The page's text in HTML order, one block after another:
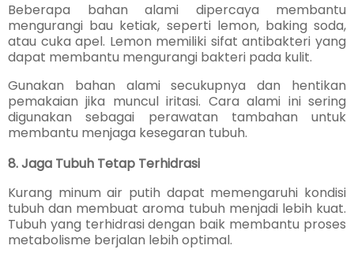
Beberapa bahan alami dipercaya membantu
mengurangi bau ketiak, seperti lemon, baking soda,
atau cuka apel. Lemon memiliki sifat antibakteri yang
dapat membantu mengurangi bakteri pada kulit.
Gunakan bahan alami secukupnya dan hentikan
pemakaian jika muncul iritasi. Cara alami ini sering
digunakan sebagai perawatan tambahan untuk
membantu menjaga kesegaran tubuh.
8. Jaga Tubuh Tetap Terhidrasi
Kurang minum air putih dapat memengaruhi kondisi
tubuh dan membuat aroma tubuh menjadi lebih kuat.
Tubuh yang terhidrasi dengan baik membantu proses
metabolisme berjalan lebih optimal.